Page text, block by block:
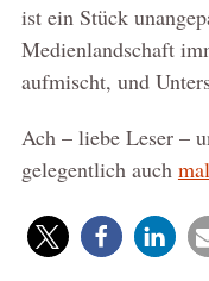
ist ein Stück
Medienlandschaft
aufmischt, und
Ach – liebe Leser –
gelegentlich auch